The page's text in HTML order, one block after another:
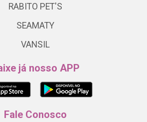
RABITO PET'S
SEAMATY
VANSIL
já nosso APP
Fale Conosco